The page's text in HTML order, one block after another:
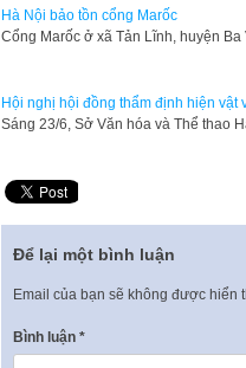
Hà Nội bảo tồn cổng Marốc
Cổng Marốc ở xã Tản Lĩnh, huyện
Hội nghị hội đồng thẩm định hiện vật
Sáng 23/6, Sở Văn hóa và Thể thao
Để lại một bình luận
Email của bạn sẽ không được hiển
Bình luận *